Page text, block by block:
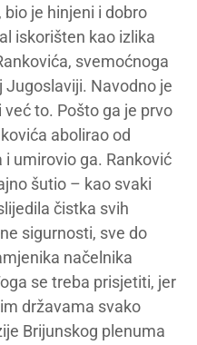
je hinjeni i dobro
iskorišten kao izlika
svemoćnoga
Jugoslaviji. Navodno je
to. Pošto ga je prvo
abolirao od
umirovio ga. Ranković
šutio – kao svaki
čistka svih
sigurnosti, sve do
načelnika
se treba prisjetiti, jer
državama svako
Brijunskog plenuma